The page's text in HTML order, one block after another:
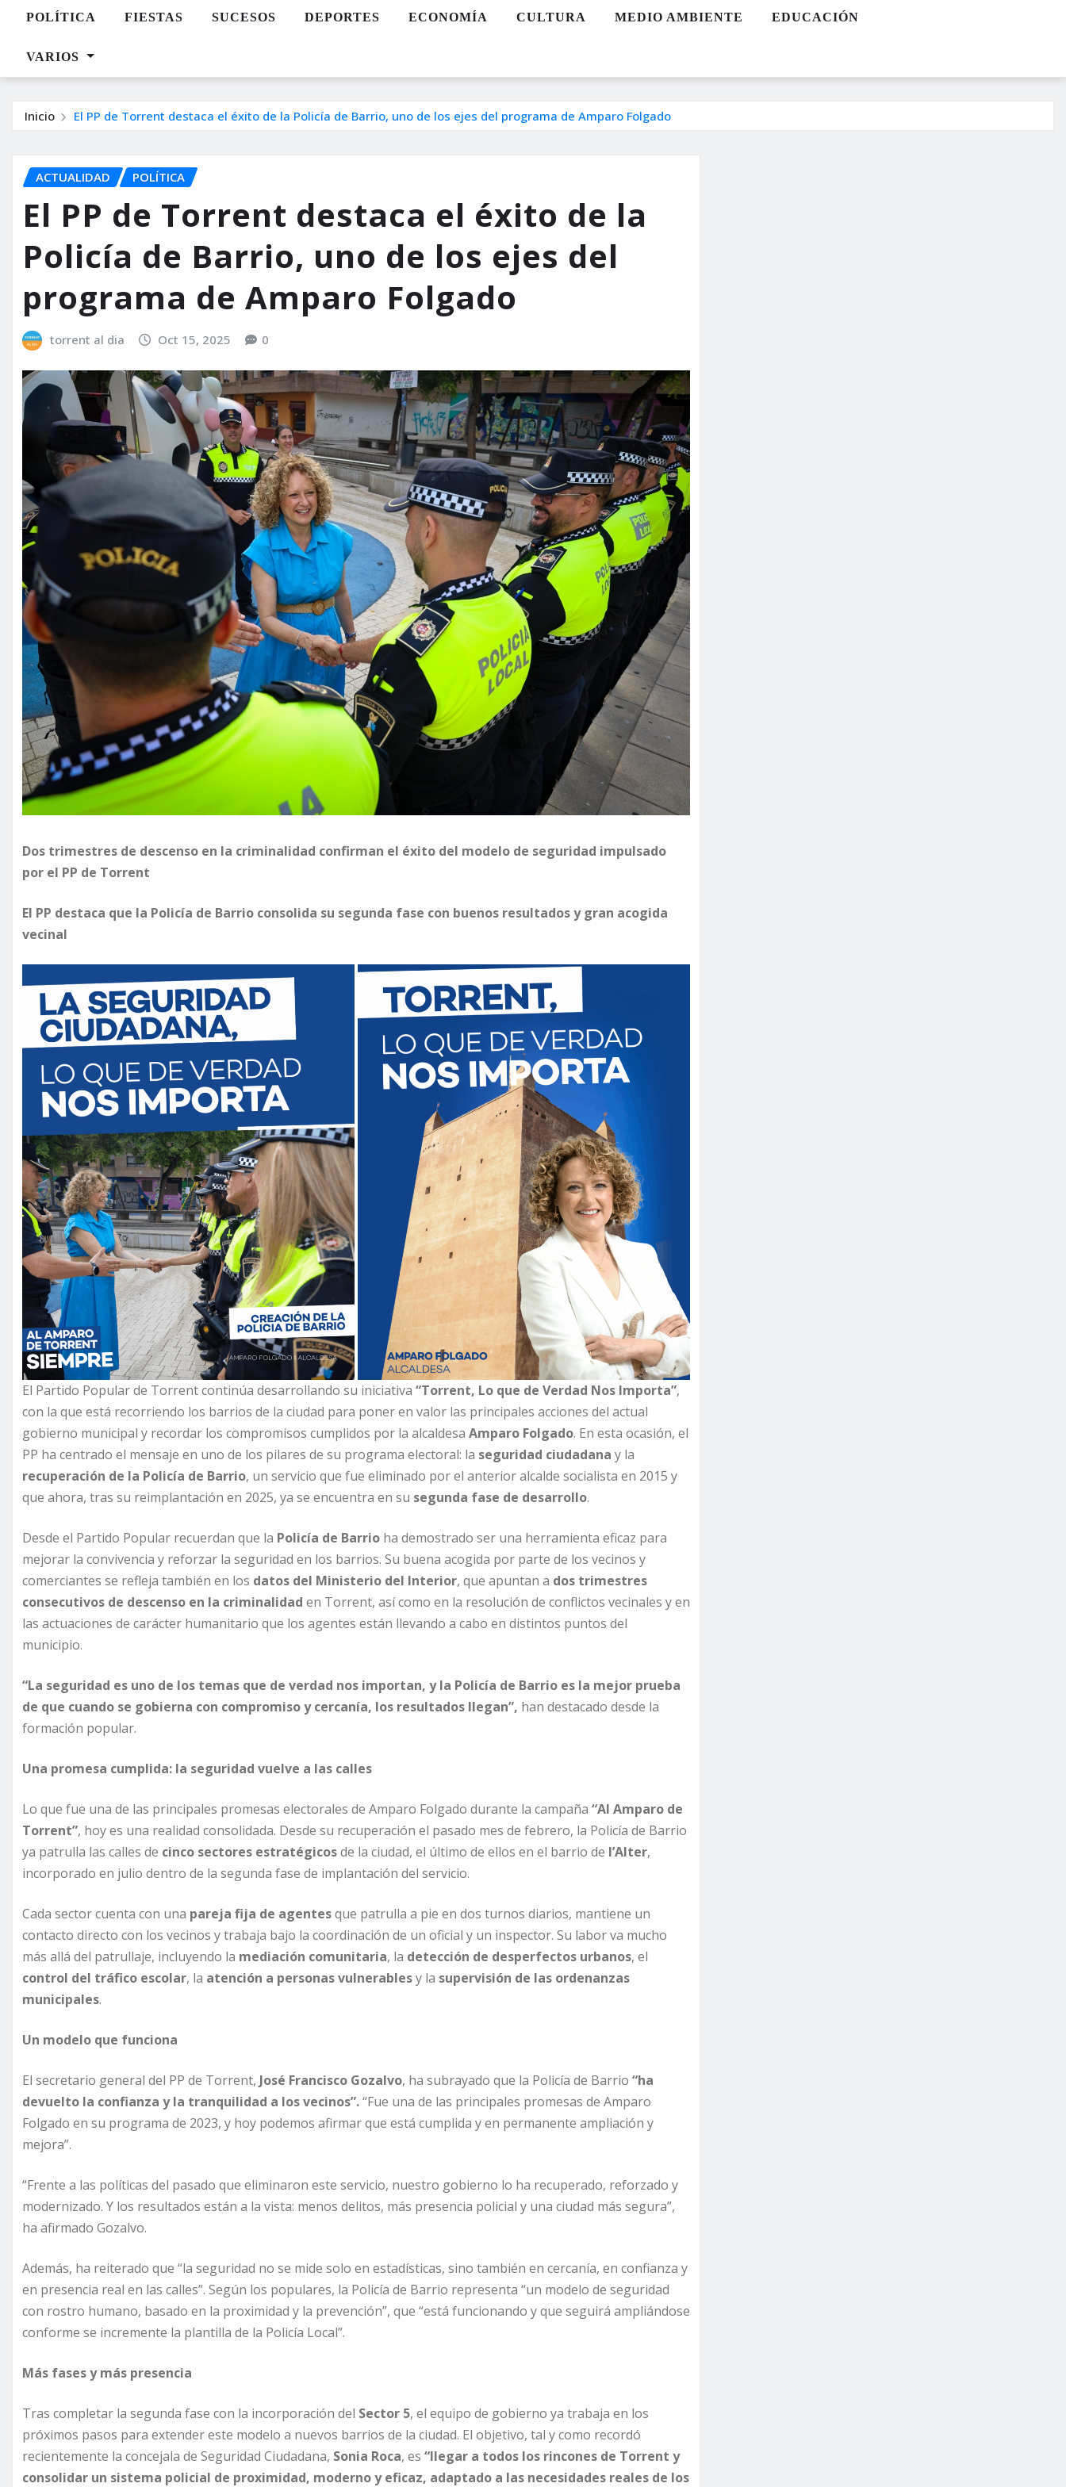
POLÍTICA FIESTAS SUCESOS DEPORTES ECONOMÍA CULTURA MEDIO AMBIENTE EDUCACIÓN
VARIOS
Inicio El PP de Torrent destaca el éxito de la Policía de Barrio, uno de los ejes del programa de Amparo Folgado
ACTUALIDAD POLÍTICA
El PP de Torrent destaca el éxito de la
Policía de Barrio, uno de los ejes del
programa de Amparo Folgado
torrent al dia Oct 15, 2025 0
Dos trimestres de descenso en la criminalidad confirman el éxito del modelo de seguridad impulsado
por el PP de Torrent
El PP destaca que la Policía de Barrio consolida su segunda fase con buenos resultados y gran acogida
vecinal
El Partido Popular de Torrent continúa desarrollando su iniciativa “Torrent, Lo que de Verdad Nos Importa”,
con la que está recorriendo los barrios de la ciudad para poner en valor las principales acciones del actual
gobierno municipal y recordar los compromisos cumplidos por la alcaldesa Amparo Folgado. En esta ocasión, el
PP ha centrado el mensaje en uno de los pilares de su programa electoral: la seguridad ciudadana y la
recuperación de la Policía de Barrio, un servicio que fue eliminado por el anterior alcalde socialista en 2015 y
que ahora, tras su reimplantación en 2025, ya se encuentra en su segunda fase de desarrollo.
Desde el Partido Popular recuerdan que la Policía de Barrio ha demostrado ser una herramienta eficaz para
mejorar la convivencia y reforzar la seguridad en los barrios. Su buena acogida por parte de los vecinos y
comerciantes se refleja también en los datos del Ministerio del Interior, que apuntan a dos trimestres
consecutivos de descenso en la criminalidad en Torrent, así como en la resolución de conflictos vecinales y en
las actuaciones de carácter humanitario que los agentes están llevando a cabo en distintos puntos del
municipio.
“La seguridad es uno de los temas que de verdad nos importan, y la Policía de Barrio es la mejor prueba
de que cuando se gobierna con compromiso y cercanía, los resultados llegan”, han destacado desde la
formación popular.
Una promesa cumplida: la seguridad vuelve a las calles
Lo que fue una de las principales promesas electorales de Amparo Folgado durante la campaña “Al Amparo de
Torrent”, hoy es una realidad consolidada. Desde su recuperación el pasado mes de febrero, la Policía de Barrio
ya patrulla las calles de cinco sectores estratégicosde la ciudad, el último de ellos en el barrio de l’Alter,
incorporado en julio dentro de la segunda fase de implantación del servicio.
Cada sector cuenta con una pareja fija de agentesque patrulla a pie en dos turnos diarios, mantiene un
contacto directo con los vecinos y trabaja bajo la coordinación de un oficial y un inspector. Su labor va mucho
más allá del patrullaje, incluyendo la mediación comunitaria, la detección de desperfectos urbanos, el
control del tráfico escolar, la atención a personas vulnerablesy la supervisión de las ordenanzas
municipales.
Un modelo que funciona
El secretario general del PP de Torrent, José Francisco Gozalvo, ha subrayado que la Policía de Barrio “ha
devuelto la confianza y la tranquilidad a los vecinos”.“Fue una de las principales promesas de Amparo
Folgado en su programa de 2023, y hoy podemos afirmar que está cumplida y en permanente ampliación y
mejora”.
“Frente a las políticas del pasado que eliminaron este servicio, nuestro gobierno lo ha recuperado, reforzado y
modernizado. Y los resultados están a la vista: menos delitos, más presencia policial y una ciudad más segura”,
ha afirmado Gozalvo.
Además, ha reiterado que “la seguridad no se mide solo en estadísticas, sino también en cercanía, en confianza y
en presencia real en las calles”. Según los populares, la Policía de Barrio representa “un modelo de seguridad
con rostro humano, basado en la proximidad y la prevención”, que “está funcionando y que seguirá ampliándose
conforme se incremente la plantilla de la Policía Local”.
Más fases y más presencia
Tras completar la segunda fase con la incorporación del Sector 5, el equipo de gobierno ya trabaja en los
próximos pasos para extender este modelo a nuevos barrios de la ciudad. El objetivo, tal y como recordó
recientemente la concejala de Seguridad Ciudadana, Sonia Roca, es “llegar a todos los rincones de Torrent y
consolidar un sistema policial de proximidad, moderno y eficaz, adaptado a las necesidades reales de los